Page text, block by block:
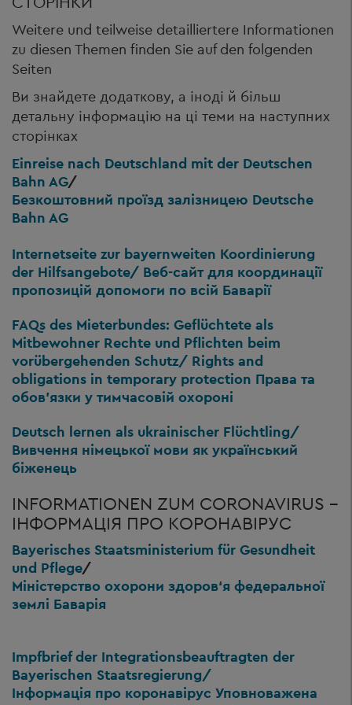
Weitere und teilweise detailliertere Informationen
zu diesen Themen finden Sie auf den folgenden
Seiten
Ви знайдете додаткову, а іноді й більш
детальну інформацію на ці теми на наступних
сторінках
Einreise nach Deutschland mit der Deutschen
Bahn AG/
Безкоштовний проїзд залізницею Deutsche
Bahn AG
Internetseite zur bayernweiten Koordinierung
der Hilfsangebote/ Веб-сайт для координації
пропозицій допомоги по всій Баварії
FAQs des Mieterbundes: Geflüchtete als
Mitbewohner Rechte und Pflichten beim
vorübergehenden Schutz/ Rights and
obligations in temporary protection Права та
обов'язки у тимчасовій охороні
Deutsch lernen als ukrainischer Flüchtling/
Вивчення німецької мови як український
біженець
INFORMATIONEN ZUM CORONAVIRUS -
ІНФОРМАЦІЯ ПРО КОРОНАВІРУС
Bayerisches Staatsministerium für Gesundheit
und Pflege/
Міністерство охорони здоров‘я федеральної
землі Баварія
Impfbrief der Integrationsbeauftragten der
Bayerischen Staatsregierung/
Інформація про коронавірус Уповноважена